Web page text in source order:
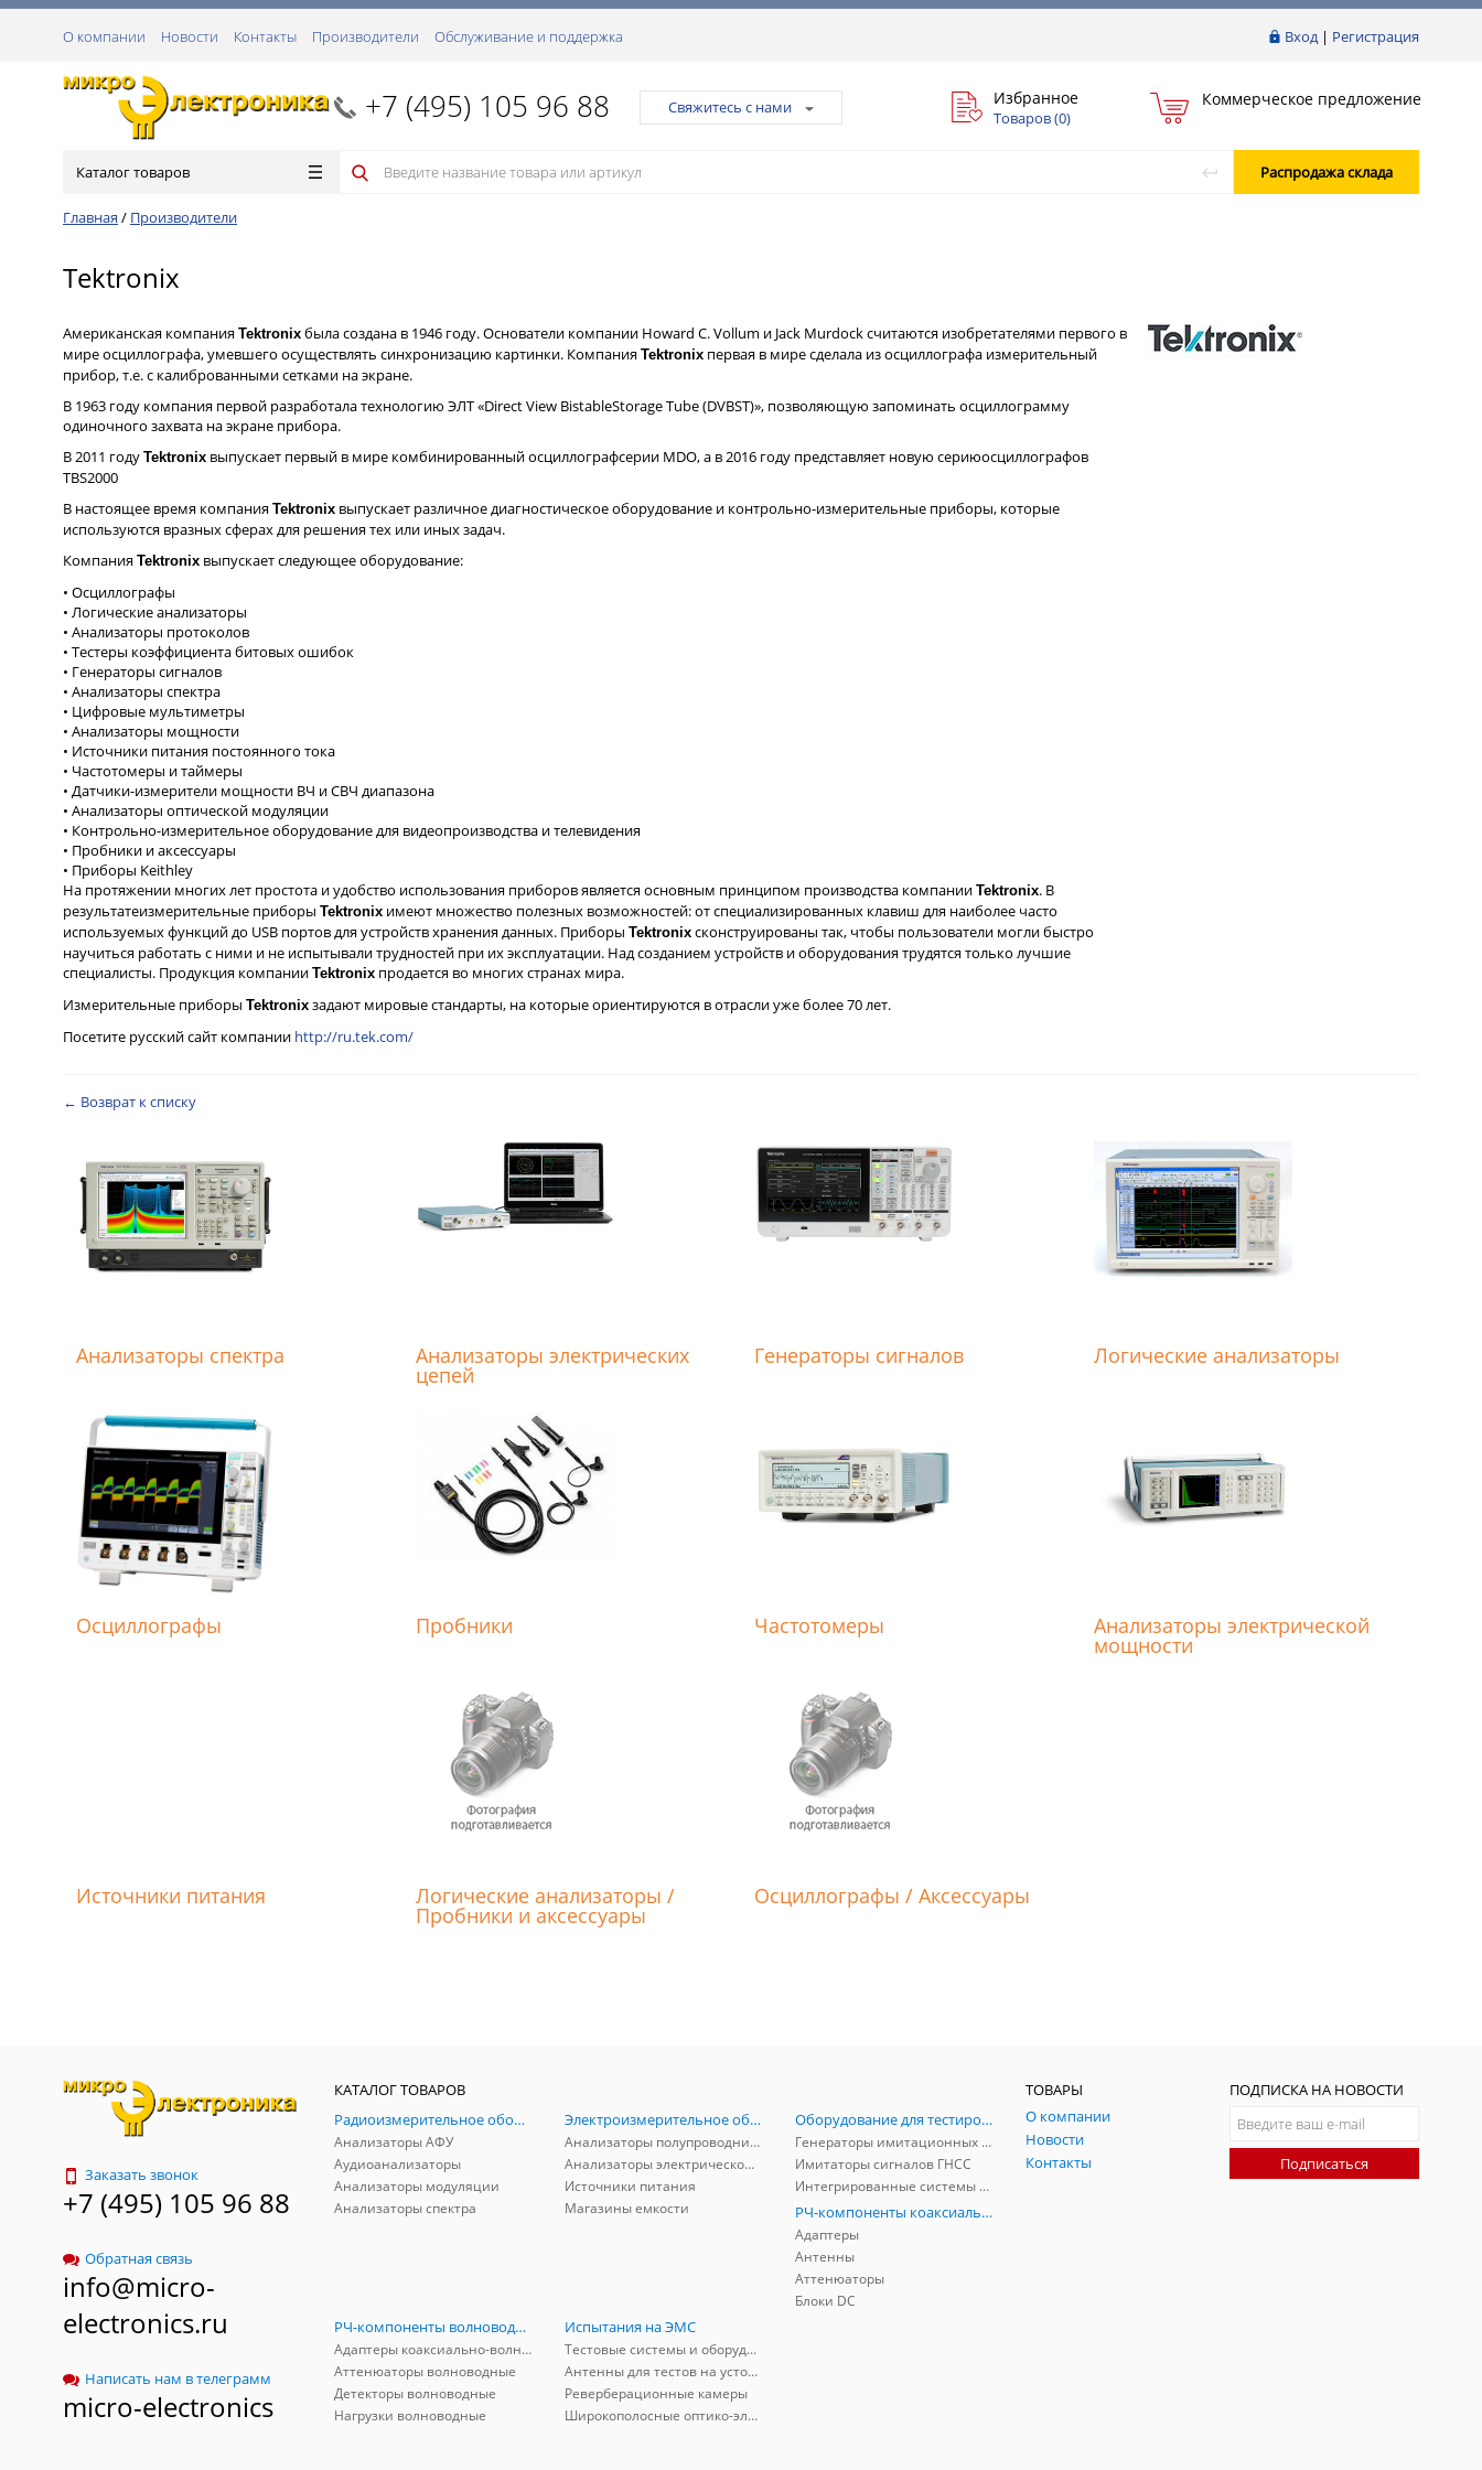
Вход| Регистрация
О компании Новости Контакты Производители Обслуживание и поддержка
+7 (495) 105 96 88 Свяжитесь с нами Избранное
Товаров (0)
Коммерческое предложение
Каталог товаров Распродажа склада
Главная / Производители
Tektronix
Американская компания Tektronix была создана в 1946 году. Основатели компании Howard C. Vollum и Jack Murdock считаются изобретателями первого в
мире осциллографа, умевшего осуществлять синхронизацию картинки. Компания Tektronix первая в мире сделала из осциллографа измерительный
прибор, т.е. с калиброванными сетками на экране.
В 1963 году компания первой разработала технологию ЭЛТ «Direct View BistableStorage Tube (DVBST)», позволяющую запоминать осциллограмму
одиночного захвата на экране прибора.
В 2011 году Tektronix выпускает первый в мире комбинированный осциллографсерии MDO, а в 2016 году представляет новую сериюосциллографов
TBS2000
В настоящее время компания Tektronix выпускает различное диагностическое оборудование и контрольно-измерительные приборы, которые
используются вразных сферах для решения тех или иных задач.
Компания Tektronix выпускает следующее оборудование:
• Осциллографы
• Логические анализаторы
• Анализаторы протоколов
• Тестеры коэффициента битовых ошибок
• Генераторы сигналов
• Анализаторы спектра
• Цифровые мультиметры
• Анализаторы мощности
• Источники питания постоянного тока
• Частотомеры и таймеры
• Датчики-измерители мощности ВЧ и СВЧ диапазона
• Анализаторы оптической модуляции
• Контрольно-измерительное оборудование для видеопроизводства и телевидения
• Пробники и аксессуары
• Приборы Keithley
На протяжении многих лет простота и удобство использования приборов является основным принципом производства компании Tektronix. В
результатеизмерительные приборы Tektronix имеют множество полезных возможностей: от специализированных клавиш для наиболее часто
используемых функций до USB портов для устройств хранения данных. Приборы Tektronix сконструированы так, чтобы пользователи могли быстро
научиться работать с ними и не испытывали трудностей при их эксплуатации. Над созданием устройств и оборудования трудятся только лучшие
специалисты. Продукция компании Tektronix продается во многих странах мира.
Измерительные приборы Tektronix задают мировые стандарты, на которые ориентируются в отрасли уже более 70 лет.
Посетите русский сайт компании http://ru.tek.com/
← Возврат к списку
Анализаторы спектра Анализаторы электрических
цепей
Генераторы сигналов Логические анализаторы
Осциллографы Пробники Частотомеры Анализаторы электрической
мощности
Источники питания Логические анализаторы /
Пробники и аксессуары
Осциллографы / Аксессуары
Заказать звонок
+7 (495) 105 96 88
Обратная связь
info@micro-
electronics.ru
Написать нам в телеграмм
micro-electronics
КАТАЛОГ ТОВАРОВ
Радиоизмерительное оборудование
Анализаторы АФУ
Аудиоанализаторы
Анализаторы модуляции
Анализаторы спектра
Электроизмерительное оборудование
Анализаторы полупроводников
Анализаторы электрической мощности
Источники питания
Магазины емкости
Оборудование для тестирования и симуляции ГНСС
Генераторы имитационных и заградительных помех
Имитаторы сигналов ГНСС
Интегрированные системы защиты от ГНСС-помех
РЧ-компоненты коаксиальные
Адаптеры
Антенны
Аттенюаторы
Блоки DC
РЧ-компоненты волноводные
Адаптеры коаксиально-волноводные
Аттенюаторы волноводные
Детекторы волноводные
Нагрузки волноводные
Испытания на ЭМС
Тестовые системы и оборудование
Антенны для тестов на устойчивость к ЭМП
Реверберационные камеры
Широкополосные оптико-электрические линии
ТОВАРЫ
О компании
Новости
Контакты
ПОДПИСКА НА НОВОСТИ
Подписаться